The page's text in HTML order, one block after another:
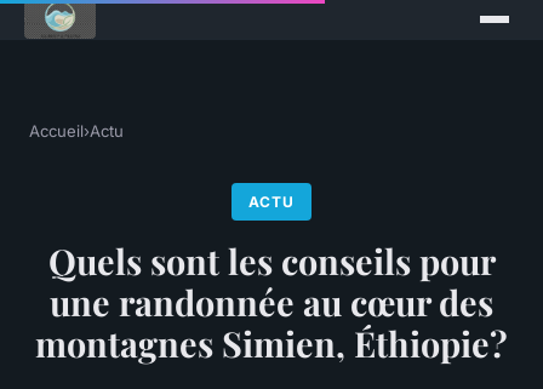
Accueil›Actu
ACTU
Quels sont les conseils pour
une randonnée au cœur des
montagnes Simien, Éthiopie?